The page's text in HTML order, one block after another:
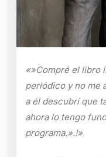
«»Compré el libro
periódico y no me
a él descubrí que
ahora lo tengo
programa.».!»